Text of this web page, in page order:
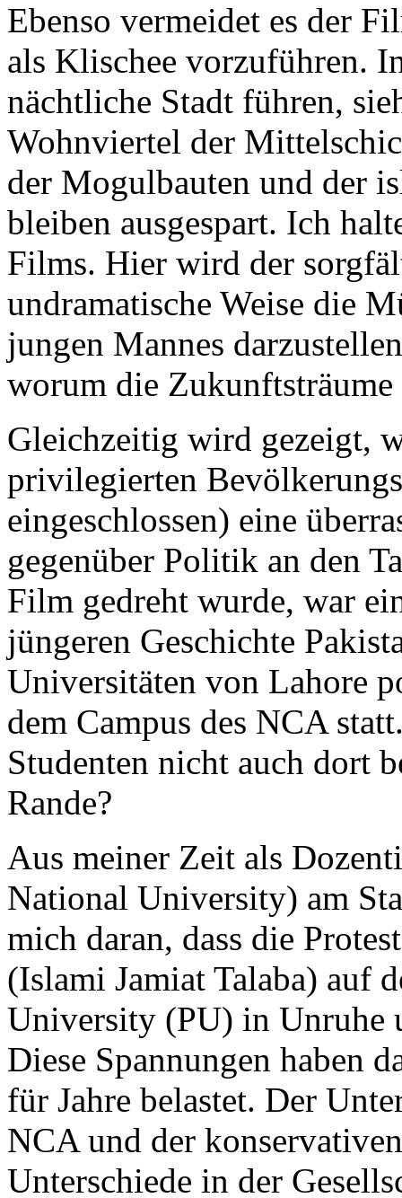
Ebenso vermeidet es der
als Klischee vorzuführen.
nächtliche Stadt führen,
Wohnviertel der
der Mogulbauten und der
bleiben ausgespart. Ich
Films. Hier wird der
undramatische Weise die
jungen Mannes
worum die
Gleichzeitig wird gezeigt,
privilegierten
eingeschlossen) eine
gegenüber Politik an den
Film gedreht wurde, war
jüngeren Geschichte
Universitäten von Lahore
dem Campus des NCA
Studenten nicht auch dort
Rande?
Aus meiner Zeit als
National University) am
mich daran, dass die
(Islami Jamiat Talaba) auf
University (PU) in Unruhe
Diese Spannungen haben
für Jahre belastet. Der
NCA und der
Unterschiede in der